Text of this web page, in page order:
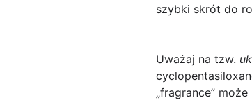
szybki skrót do
Uważaj na tzw.
„fragrance”